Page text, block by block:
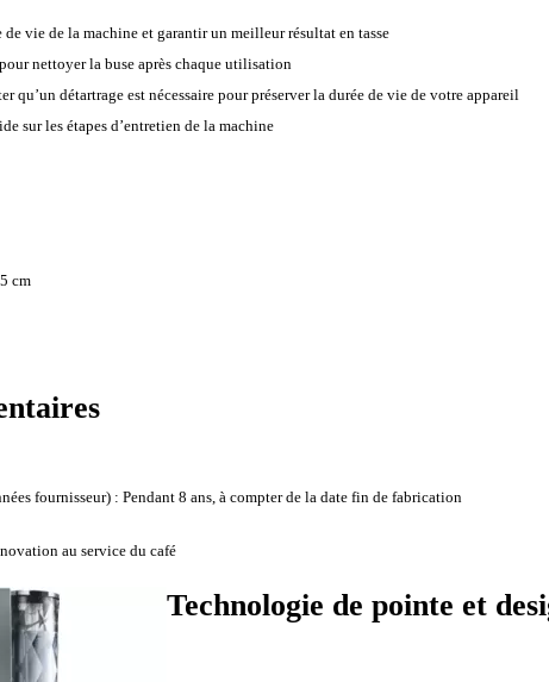
de vie de la machine et garantir un meilleur résultat en tasse
nettoyer la buse après chaque utilisation
qu’un détartrage est nécessaire pour préserver la durée de vie de votre appareil
sur les étapes d’entretien de la machine
cm
fournisseur) : Pendant 8 ans, à compter de la date fin de fabrication
au service du café
Technologie de pointe et